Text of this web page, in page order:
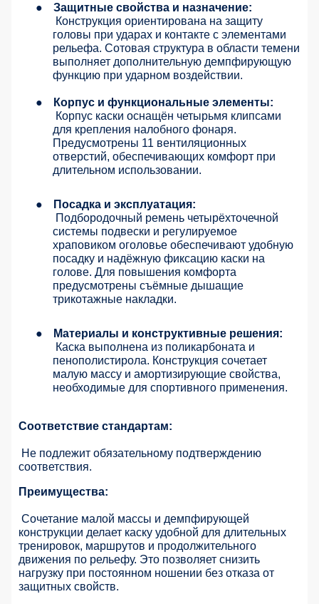
●
Защитные свойства и назначение:
Конструкция ориентирована на защиту
головы при ударах и контакте с элементами
рельефа. Сотовая структура в области темени
выполняет дополнительную демпфирующую
функцию при ударном воздействии.
●
Корпус и функциональные элементы:
Корпус каски оснащён четырьмя клипсами
для крепления налобного фонаря.
Предусмотрены 11 вентиляционных
отверстий, обеспечивающих комфорт при
длительном использовании.
●
Посадка и эксплуатация:
Подбородочный ремень четырёхточечной
системы подвески и регулируемое
храповиком оголовье обеспечивают удобную
посадку и надёжную фиксацию каски на
голове. Для повышения комфорта
предусмотрены съёмные дышащие
трикотажные накладки.
●
Материалы и конструктивные решения:
Каска выполнена из поликарбоната и
пенополистирола. Конструкция сочетает
малую массу и амортизирующие свойства,
необходимые для спортивного применения.
Соответствие стандартам:
Не подлежит обязательному подтверждению
соответствия.
Преимущества:
Сочетание малой массы и демпфирующей
конструкции делает каску удобной для длительных
тренировок, маршрутов и продолжительного
движения по рельефу. Это позволяет снизить
нагрузку при постоянном ношении без отказа от
защитных свойств.